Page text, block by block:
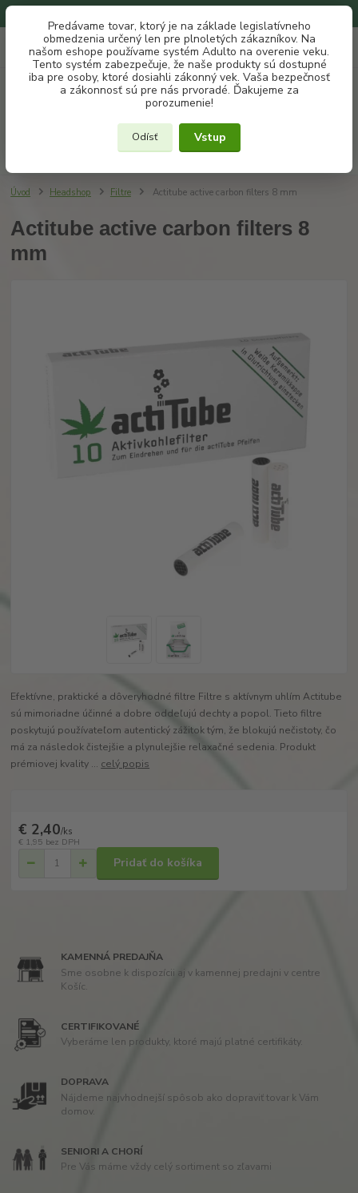
Predávame tovar, ktorý je na základe legislatívneho
obmedzenia určený len pre plnoletých zákazníkov. Na
našom eshope používame systém Adulto na overenie veku.
Tento systém zabezpečuje, že naše produkty sú dostupné
iba pre osoby, ktoré dosiahli zákonný vek. Vaša bezpečnosť
a zákonnosť sú pre nás prvoradé. Ďakujeme za
porozumenie!
Odísť Vstup
EUR
+421 907 302 607
(Po-Pia, 10 -18 hod.)
za€ 0
Úvod Headshop Filtre Actitube active carbon filters 8 mm
Actitube active carbon filters 8
mm
Efektívne, praktické a dôveryhodné filtre Filtre s aktívnym uhlím Actitube
sú mimoriadne účinné a dobre oddeľujú dechty a popol. Tieto filtre
poskytujú používateľom autentický zážitok tým, že blokujú nečistoty, čo
má za následok čistejšie a plynulejšie relaxačné sedenia. Produkt
prémiovej kvality ... celý popis
€ 2,40/ks
€ 1,95 bez DPH
Pridať do košíka
KAMENNÁ PREDAJŇA
Sme osobne k dispozícii aj v kamennej predajni v centre
Košíc.
CERTIFIKOVANÉ
Vyberáme len produkty, ktoré majú platné certifikáty.
DOPRAVA
Nájdeme najvhodnejší spôsob ako dopraviť tovar k Vám
domov.
SENIORI A CHORÍ
Pre Vás máme vždy celý sortiment so zľavami